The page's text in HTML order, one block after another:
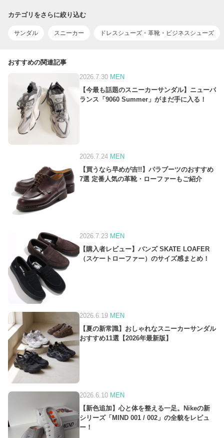
カテゴリをさらに絞り込む
サンダル スニーカー ドレスシューズ・革靴・ビジネスシューズ
おすすめの関連記事
2026.7.30 MEN
【今最も話題のスニーカーサンダル】ニューバ
ランス「9060 Summer」がまだ手に入る！
2026.7.24 MEN
【買うなら早めが吉!!】パラブーツのおすすめ
7選 定番人気の革靴・ローファーもご紹介
2026.7.23 MEN
【購入者レビュー】バンズ SKATE LOAFER
（スケートローファー）のサイズ感まとめ！
2026.6.19 MEN
【夏の新常識】おしゃれなスニーカーサンダル
おすすめ11選【2026年最新版】
2026.6.10 MEN
【新色追加】心と体を整える一足。Nikeの新
シリーズ「MIND 001 / 002」の全貌をレビュ
ー！